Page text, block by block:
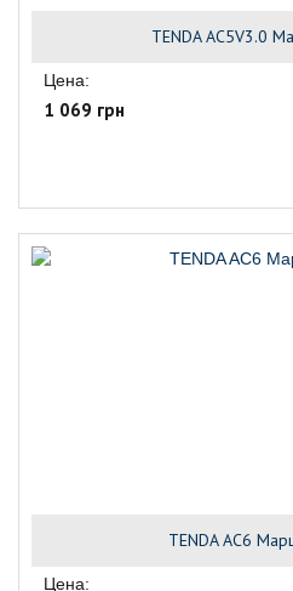
TENDA AC5V3.0
Цена:
1 069 грн
TENDA AC6
Цена: